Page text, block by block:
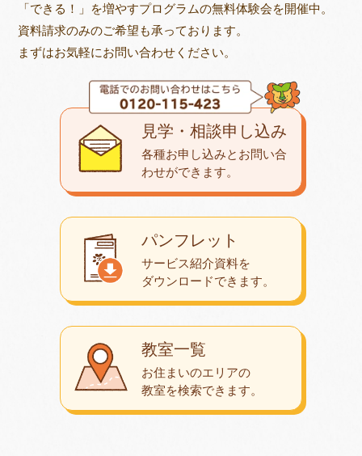
「できる！」を増やすプログラムの無料体験会を開催中。
資料請求のみのご希望も承っております。
まずはお気軽にお問い合わせください。
教室一覧
お住まいのエリアの
教室を検索できます。
パンフレット
サービス紹介資料を
ダウンロードできます。
見学・相談申し込み
各種お申し込みとお問い合
わせができます。